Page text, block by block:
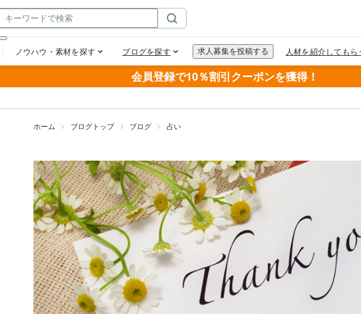
会員登録で10％割引クーポンを獲得！
ホーム ブログトップ ブログ 占い